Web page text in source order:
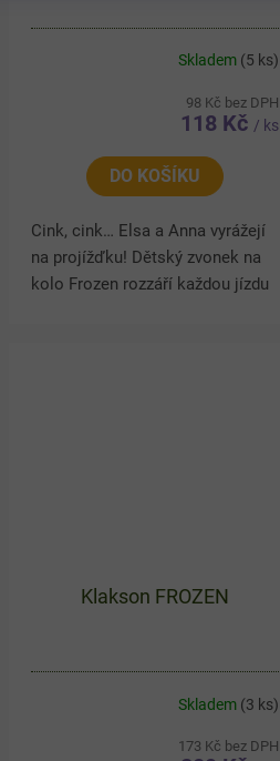
Skladem (5 ks)
98 Kč bez DPH
118 Kč / ks
DO KOŠÍKU
Cink, cink… Elsa a Anna vyrážejí
na projížďku! Dětský zvonek na
kolo Frozen rozzáří každou jízdu
Klakson FROZEN
Skladem (3 ks)
173 Kč bez DPH